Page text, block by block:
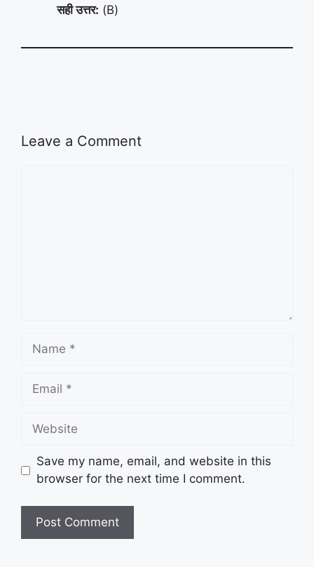
सही उत्तर: (B)
Leave a Comment
Name
Email
Website
Save my name, email, and website in this
browser for the next time I comment.